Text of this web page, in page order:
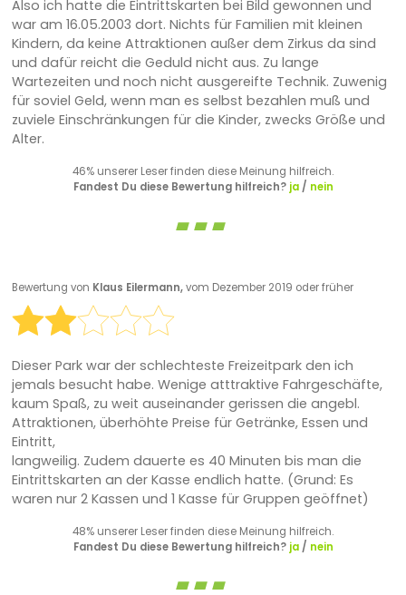
Also ich hatte die Eintrittskarten bei Bild gewonnen und
war am 16.05.2003 dort. Nichts für Familien mit kleinen
Kindern, da keine Attraktionen außer dem Zirkus da sind
und dafür reicht die Geduld nicht aus. Zu lange
Wartezeiten und noch nicht ausgereifte Technik. Zuwenig
für soviel Geld, wenn man es selbst bezahlen muß und
zuviele Einschränkungen für die Kinder, zwecks Größe und
Alter.
46% unserer Leser finden diese Meinung hilfreich.
Fandest Du diese Bewertung hilfreich? ja/ nein
Bewertung von Klaus Eilermann,vom Dezember 2019 oder früher
Dieser Park war der schlechteste Freizeitpark den ich
jemals besucht habe. Wenige atttraktive Fahrgeschäfte,
kaum Spaß, zu weit auseinander gerissen die angebl.
Attraktionen, überhöhte Preise für Getränke, Essen und
Eintritt,
langweilig. Zudem dauerte es 40 Minuten bis man die
Eintrittskarten an der Kasse endlich hatte. (Grund: Es
waren nur 2 Kassen und 1 Kasse für Gruppen geöffnet)
48% unserer Leser finden diese Meinung hilfreich.
Fandest Du diese Bewertung hilfreich? ja/ nein